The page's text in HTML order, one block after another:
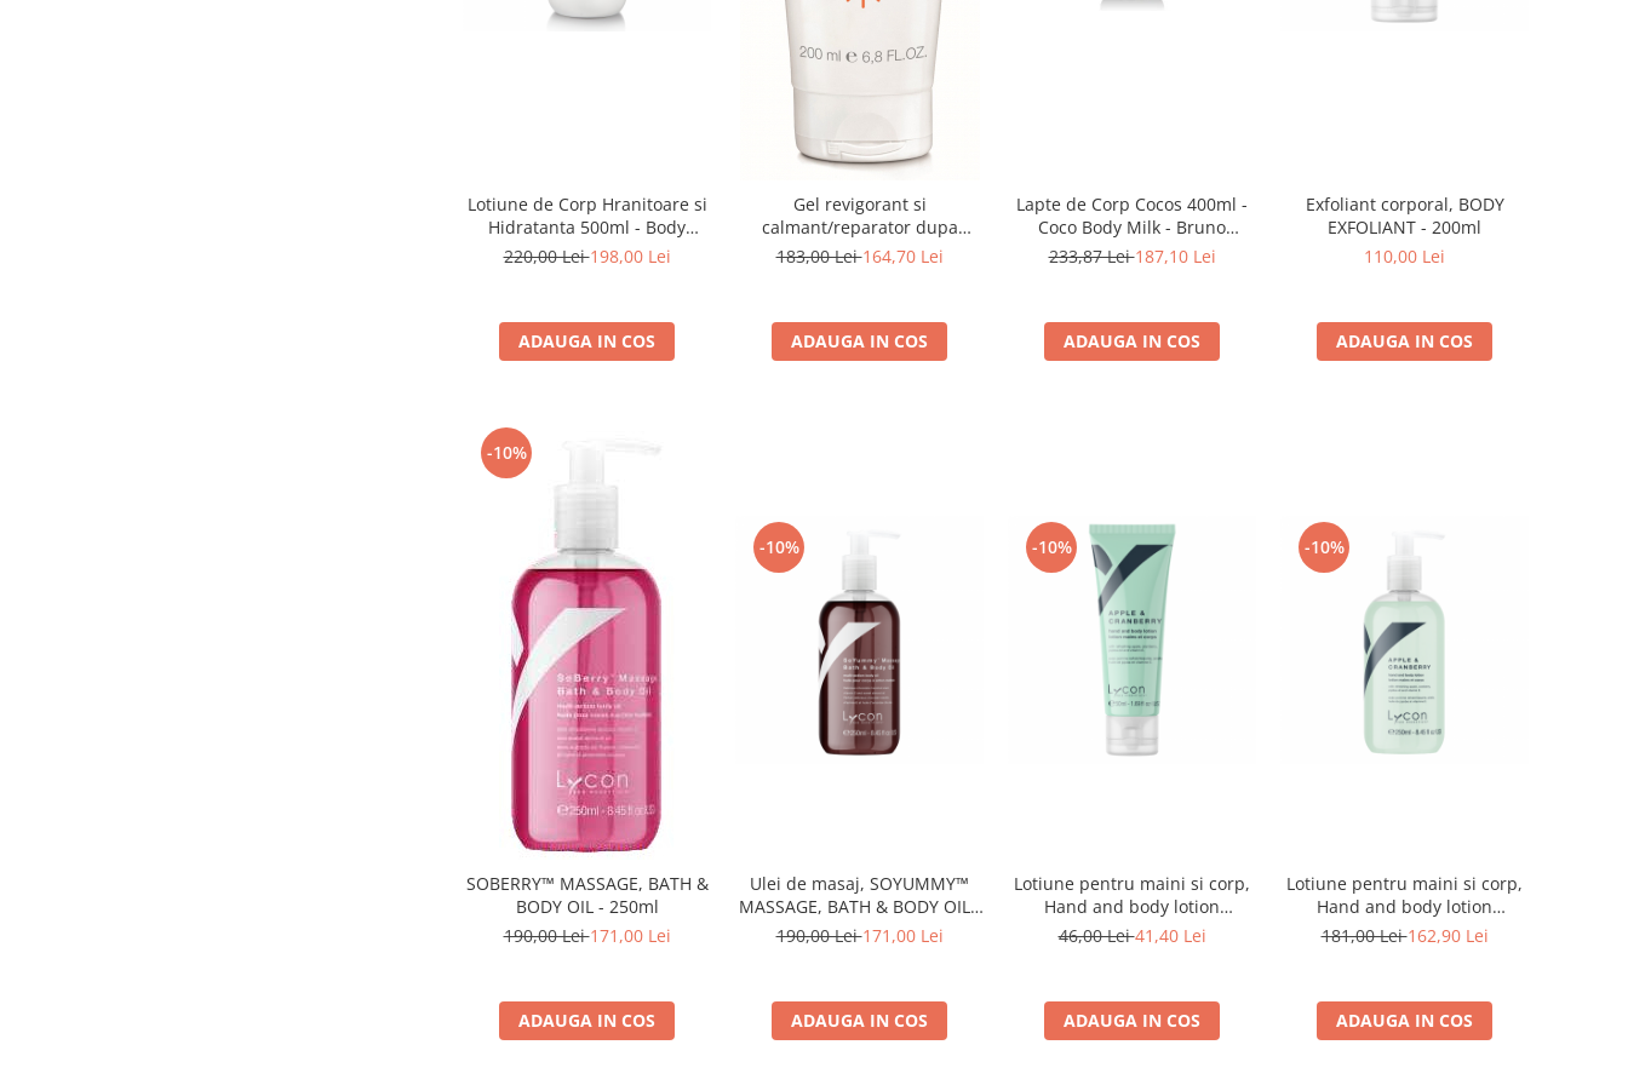
Lotiune de Corp Hranitoare si
Hidratanta 500ml - Body
Lotion Nourishing &
220,00 Lei198,00 Lei
ADAUGA IN COS
Gel revigorant si
calmant/reparator dupa
soare, gama Sun Defense -
183,00 Lei164,70 Lei
ADAUGA IN COS
Lapte de Corp Cocos 400ml -
Coco Body Milk - Bruno
Vassari
233,87 Lei187,10 Lei
ADAUGA IN COS
Exfoliant corporal, BODY
EXFOLIANT - 200ml
110,00 Lei
ADAUGA IN COS
-10%
SOBERRY™ MASSAGE, BATH &
BODY OIL - 250ml
190,00 Lei171,00 Lei
ADAUGA IN COS
-10%
Ulei de masaj, SOYUMMY™
MASSAGE, BATH & BODY OIL -
250ml
190,00 Lei171,00 Lei
ADAUGA IN COS
-10%
Lotiune pentru maini si corp,
Hand and body lotion
Refreshing Apple and
46,00 Lei41,40 Lei
ADAUGA IN COS
-10%
Lotiune pentru maini si corp,
Hand and body lotion
Refreshing Apple and
181,00 Lei162,90 Lei
ADAUGA IN COS